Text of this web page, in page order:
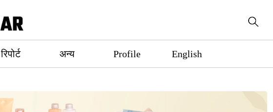
रिपोर्ट अन्य Profile English